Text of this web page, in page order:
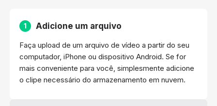
1 Adicione um arquivo
Faça upload de um arquivo de vídeo a partir do seu
computador, iPhone ou dispositivo Android. Se for
mais conveniente para você, simplesmente adicione
o clipe necessário do armazenamento em nuvem.